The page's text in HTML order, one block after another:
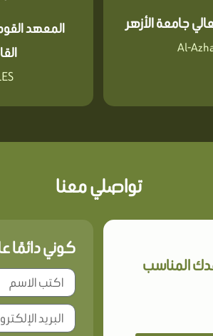
جامعة الأزهر
Al-
المعهد
تواصلي معنا
المناسب
كوني دائمًا